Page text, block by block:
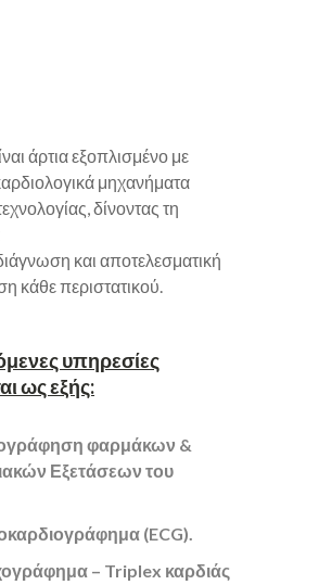
άρτια εξοπλισμένο με
μηχανήματα
δίνοντας τη
και αποτελεσματική
κάθε περιστατικού.
υπηρεσίες
ως εξής:
φαρμάκων &
Εξετάσεων του
(ECG).
– Triplex καρδιάς